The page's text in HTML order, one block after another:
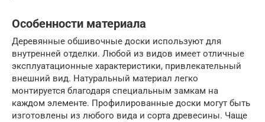
Особенности материала
Деревянные обшивочные доски используют для
внутренней отделки. Любой из видов имеет отличные
эксплуатационные характеристики, привлекательный
внешний вид. Натуральный материал легко
монтируется благодаря специальным замкам на
каждом элементе. Профилированные доски могут быть
изготовлены из любого вида и сорта древесины. Чаще